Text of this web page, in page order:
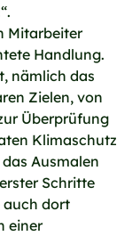
Mitarbeiter
Handlung.
nämlich das
Zielen, von
Überprüfung
Klimaschutz
Ausmalen
Schritte
auch dort
einer